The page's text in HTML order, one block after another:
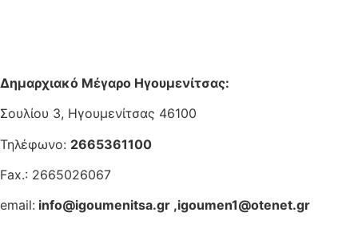
Δημαρχιακό Μέγαρο Ηγουμενίτσας:
Σουλίου 3, Ηγουμενίτσας 46100
Τηλέφωνο: 2665361100
Fax.: 2665026067
email: info@igoumenitsa.gr ,igoumen1@otenet.gr